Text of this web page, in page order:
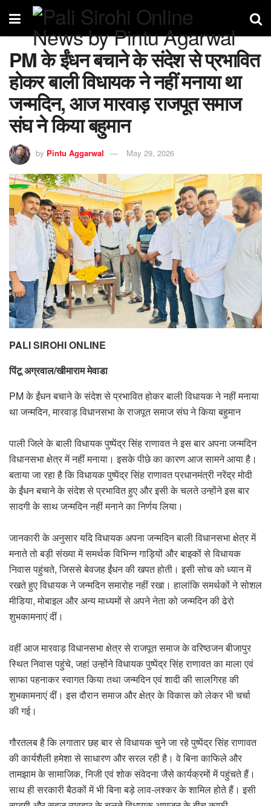
PM के ईंधन बचाने के संदेश से प्रभावित
होकर बाली विधायक ने नहीं मनाया था
जन्मदिन, आज मारवाड़ राजपूत समाज
संघ ने किया बहुमान
by Pintu Aggarwal May 29, 2026
PALI SIROHI ONLINE
पिंटू अग्रवाल/खीमाराम मेवाडा
PM के ईंधन बचाने के संदेश से प्रभावित होकर बाली विधायक ने नहीं मनाया
था जन्मदिन, मारवाड़ विधानसभा के राजपूत समाज संघ ने किया बहुमान
पाली जिले के बाली विधायक पुष्पेंद्र सिंह राणावत ने इस बार अपना जन्मदिन
विधानसभा क्षेत्र में नहीं मनाया। इसके पीछे का कारण आज सामने आया है।
बताया जा रहा है कि विधायक पुष्पेंद्र सिंह राणावत प्रधानमंत्री नरेंद्र मोदी
के ईंधन बचाने के संदेश से प्रभावित हुए और इसी के चलते उन्होंने इस बार
सादगी के साथ जन्मदिन नहीं मनाने का निर्णय लिया।
जानकारी के अनुसार यदि विधायक अपना जन्मदिन बाली विधानसभा क्षेत्र में
मनाते तो बड़ी संख्या में समर्थक विभिन्न गाड़ियों और बाइकों से विधायक
निवास पहुंचते, जिससे बेवजह ईंधन की खपत होती। इसी सोच को ध्यान में
रखते हुए विधायक ने जन्मदिन समारोह नहीं रखा। हालांकि समर्थकों ने सोशल
मीडिया, मोबाइल और अन्य माध्यमों से अपने नेता को जन्मदिन की ढेरो
शुभकामनाएं दीं।
वहीं आज मारवाड़ विधानसभा क्षेत्र से राजपूत समाज के वरिष्ठजन बीजापुर
स्थित निवास पहुंचे, जहां उन्होंने विधायक पुष्पेंद्र सिंह राणावत का माला एवं
साफा पहनाकर स्वागत किया तथा जन्मदिन एवं शादी की सालगिरह की
शुभकामनाएं दीं। इस दौरान समाज और क्षेत्र के विकास को लेकर भी चर्चा
की गई।
गौरतलब है कि लगातार छह बार से विधायक चुने जा रहे पुष्पेंद्र सिंह राणावत
की कार्यशैली हमेशा से साधारण और सरल रही है। वे बिना काफिले और
तामझाम के सामाजिक, निजी एवं शोक संवेदना जैसे कार्यक्रमों में पहुंचते हैं।
साथ ही सरकारी बैठकों में भी बिना बड़े लाव-लश्कर के शामिल होते हैं। इसी